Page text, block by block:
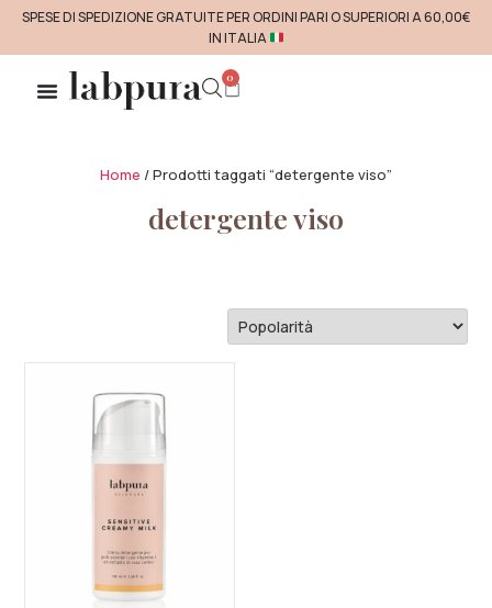
SPESE DI SPEDIZIONE GRATUITE PER ORDINI PARI O SUPERIORI A 60,00€
IN ITALIA
0
Home / Prodotti taggati “detergente viso”
detergente viso